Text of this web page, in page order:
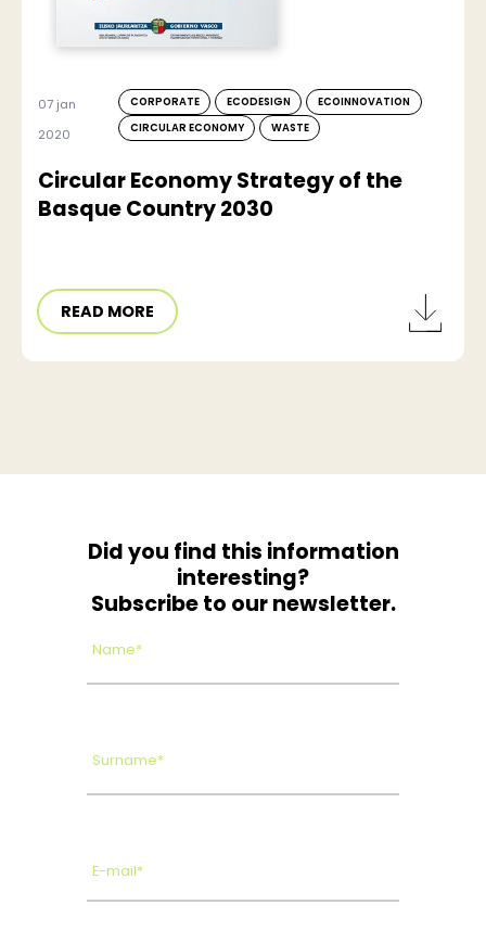
07 jan
2020
CORPORATE ECODESIGN
ECOINNOVATION
CIRCULAR ECONOMY
WASTE
Circular Economy Strategy of the
Basque Country 2030
READ MORE
Did you find this information
interesting?
Subscribe to our newsletter.
Name*
Surname*
E-mail*